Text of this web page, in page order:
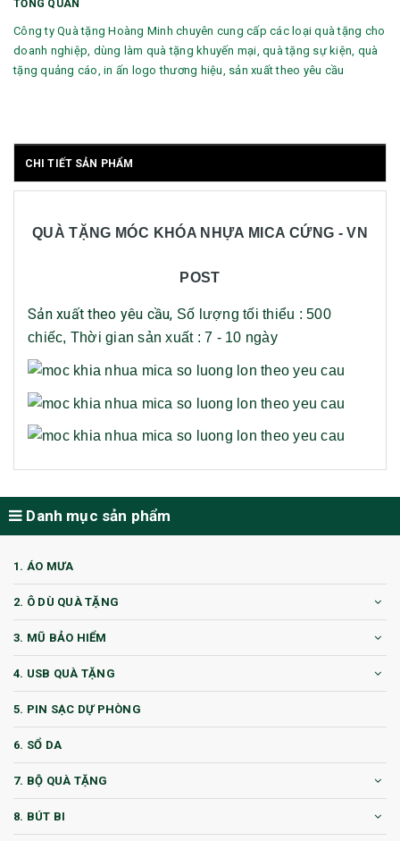
TỔNG QUAN
Công ty Quà tặng Hoàng Minh chuyên cung cấp các loại quà tặng cho
doanh nghiệp, dùng làm quà tặng khuyến mại, quà tặng sự kiện, quà
tặng quảng cáo, in ấn logo thương hiệu, sản xuất theo yêu cầu
CHI TIẾT SẢN PHẨM
QUÀ TẶNG MÓC KHÓA NHỰA MICA CỨNG - VN
POST
Sản xuất theo yêu cầu, Số lượng tối thiểu : 500
chiếc, Thời gian sản xuất : 7 - 10 ngày
Danh mục sản phẩm
1. ÁO MƯA
2. Ô DÙ QUÀ TẶNG
3. MŨ BẢO HIỂM
4. USB QUÀ TẶNG
5. PIN SẠC DỰ PHÒNG
6. SỔ DA
7. BỘ QUÀ TẶNG
8. BÚT BI